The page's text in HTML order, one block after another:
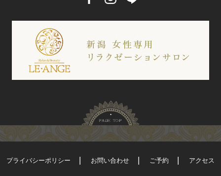
プライバシーポリシー お問い合わせ ご予約 アクセス